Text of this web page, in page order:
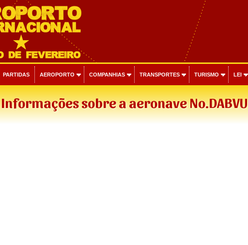
PARTIDAS AEROPORTO COMPANHIAS TRANSPORTES TURISMO LEI
Informações sobre a aeronave No.DABVU